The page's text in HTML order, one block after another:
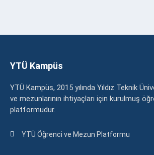
YTÜ Kampüs
YTÜ Kampüs, 2015 yılında Yıldız Teknik
ve mezunlarının ihtiyaçları için kurulmuş
platformudur.
YTÜ Öğrenci ve Mezun Platformu